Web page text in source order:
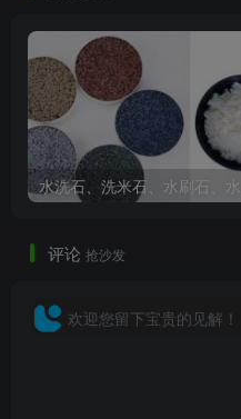
评论 抢沙发
欢迎您留下宝贵的见解！